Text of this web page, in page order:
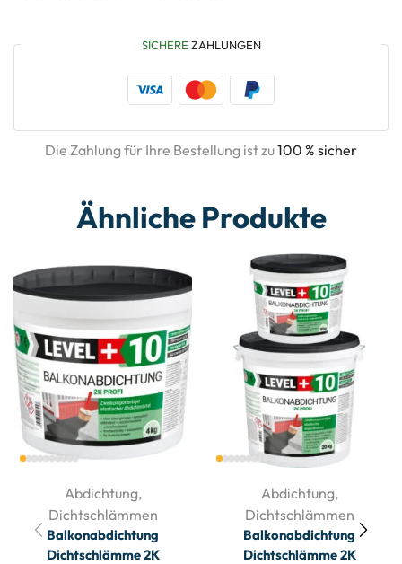
SICHERE ZAHLUNGEN
Die Zahlung für Ihre Bestellung ist zu100 % sicher
Ähnliche Produkte
Abdichtung,
Dichtschlämmen
Balkonabdichtung
Dichtschlämme 2K
Abdichtung,
Dichtschlämmen
Balkonabdichtung
Dichtschlämme 2K